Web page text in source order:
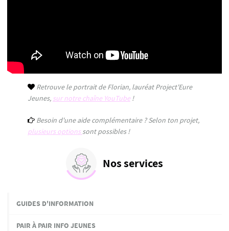
Nos services
GUIDES D'INFORMATION
PAIR À PAIR INFO JEUNES
Retrouve le portrait de Florian, lauréat Project'Eure
Jeunes, sur notre chaîne YouTube!
Besoin d'une aide complémentaire ? Selon ton projet,
plusieurs options sont possibles !